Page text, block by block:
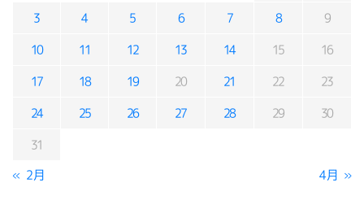
3 4 5 6 7 8 9
10 11 12 13 14 15 16
17 18 19 20 21 22 23
24 25 26 27 28 29 30
31
« 2月 4月 »